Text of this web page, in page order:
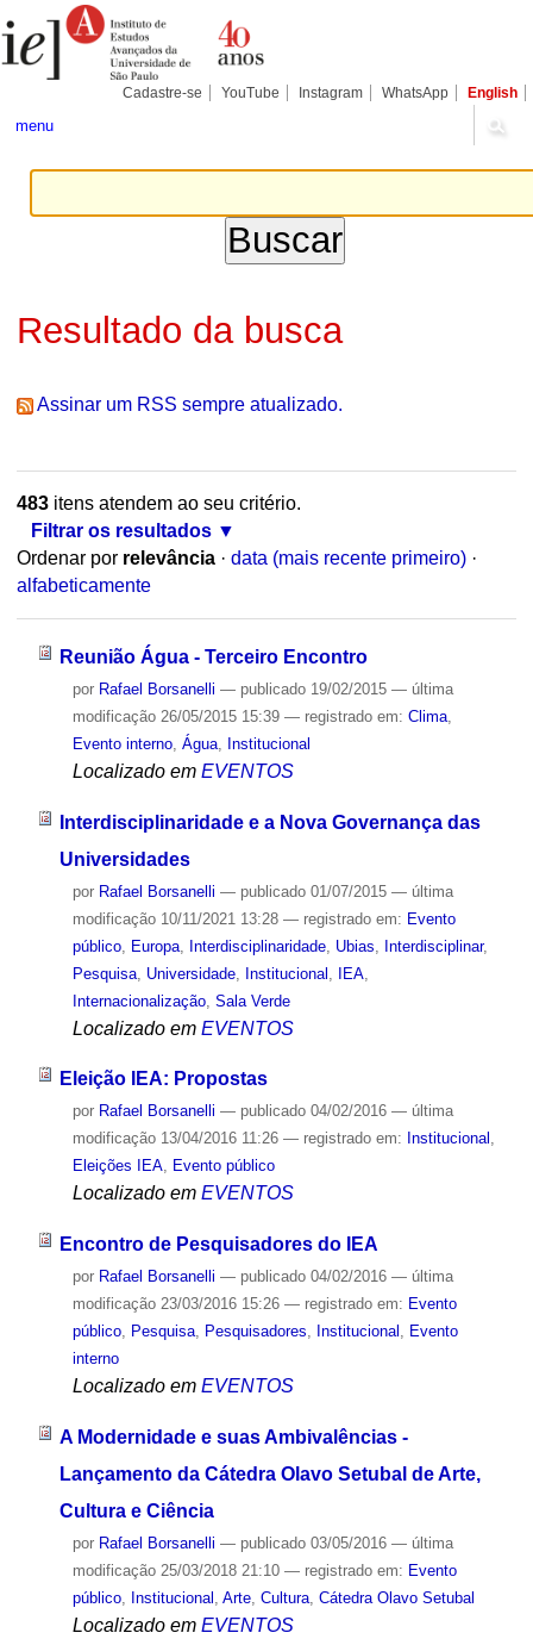
para
conteúdo.
Pessoais
Cadastre-se YouTube Instagram WhatsApp English
menu
Resultado da busca
Assinar um RSS sempre atualizado.
483itens atendem ao seu critério.
Filtrar os resultados
Ordenar por relevância · data (mais recente primeiro) ·
alfabeticamente
Reunião Água - Terceiro Encontro
por Rafael Borsanelli — publicado19/02/2015 — última
modificação26/05/2015 15:39 — registrado em: Clima,
Evento interno, Água, Institucional
Localizado em EVENTOS
Interdisciplinaridade e a Nova Governança das
Universidades
por Rafael Borsanelli — publicado01/07/2015 — última
modificação10/11/2021 13:28 — registrado em: Evento
público, Europa, Interdisciplinaridade, Ubias Interdisciplinar,
Pesquisa, Universidade, Institucional IEA,
Internacionalização, Sala Verde
Localizado em EVENTOS
Eleição IEA: Propostas
por Rafael Borsanelli — publicado04/02/2016 — última
modificação13/04/2016 11:26 — registrado em: Institucional ,
Eleições IEA, Evento público
Localizado em EVENTOS
Encontro de Pesquisadores do IEA
por Rafael Borsanelli — publicado04/02/2016 — última
modificação23/03/2016 15:26 — registrado em: Evento
público, Pesquisa, Pesquisadores, Institucional , Evento
interno
Localizado em EVENTOS
A Modernidade e suas Ambivalências -
Lançamento da Cátedra Olavo Setubal de Arte,
Cultura e Ciência
por Rafael Borsanelli — publicado03/05/2016 — última
modificação25/03/2018 21:10 — registrado em: Evento
público, Institucional Arte, Cultura, Cátedra Olavo Setubal
Localizado em EVENTOS